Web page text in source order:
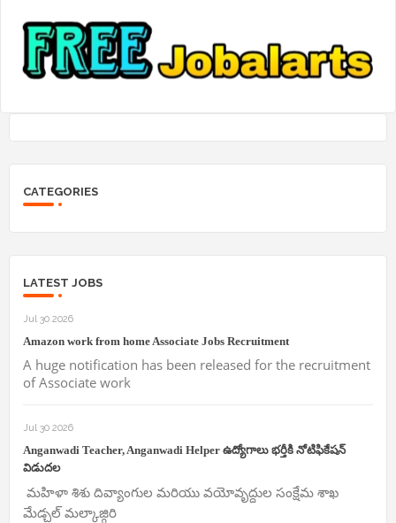
CATEGORIES
LATEST JOBS
Jul 30 2026
Amazon work from home Associate Jobs Recruitment
A huge notification has been released for the recruitment
of Associate work
Jul 30 2026
Anganwadi Teacher, Anganwadi Helper ఉద్యోగాలు భర్తీకి నోటిఫికేషన్
విడుదల
మహిళా శిశు దివ్యాంగుల మరియు వయోవృద్దుల సంక్షేమ శాఖ
మేడ్చల్ మల్కాజ్గిరి